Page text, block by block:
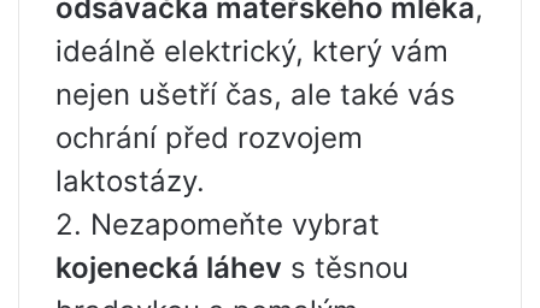
odsávačka mateřského mléka,
ideálně elektrický, který vám
nejen ušetří čas, ale také vás
ochrání před rozvojem
laktostázy.
2. Nezapomeňte vybrat
kojenecká láhev s těsnou